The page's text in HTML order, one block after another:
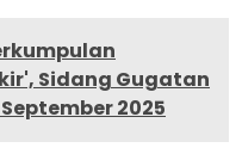
Sidang Gugatan
2025